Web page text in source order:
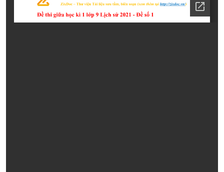
d
a
t